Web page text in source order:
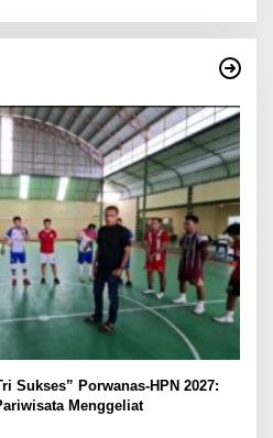
Sukses” Porwanas-HPN 2027:
Menggeliat